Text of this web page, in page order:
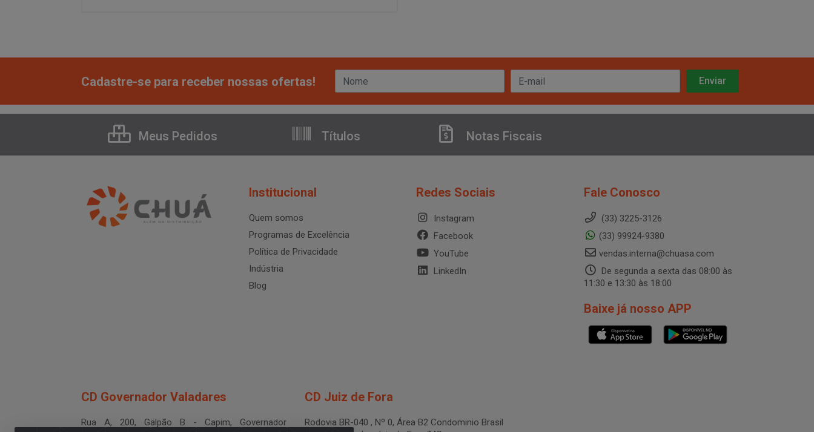
Cadastre-se para receber nossas ofertas!
Meus Pedidos Títulos Notas Fiscais
Institucional
Quem somos
Programas de Excelência
Política de Privacidade
Indústria
Blog
Redes Sociais
Instagram
Facebook
YouTube
LinkedIn
Fale Conosco
(33) 3225-3126
(33) 99924-9380
vendas.interna@chuasa.com
De segunda a sexta das 08:00 às
11:30 e 13:30 às 18:00
Baixe já nosso APP
CD Governador Valadares
Rua A, 200, Galpão B - Capim, Governador
CD Juiz de Fora
Rodovia BR-040 , Nº 0, Área B2 Condominio Brasil